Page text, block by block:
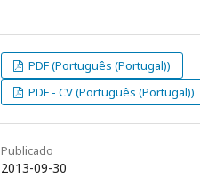
PDF (Português (Portugal))
PDF - CV (Português (Portugal))
Publicado
2013-09-30